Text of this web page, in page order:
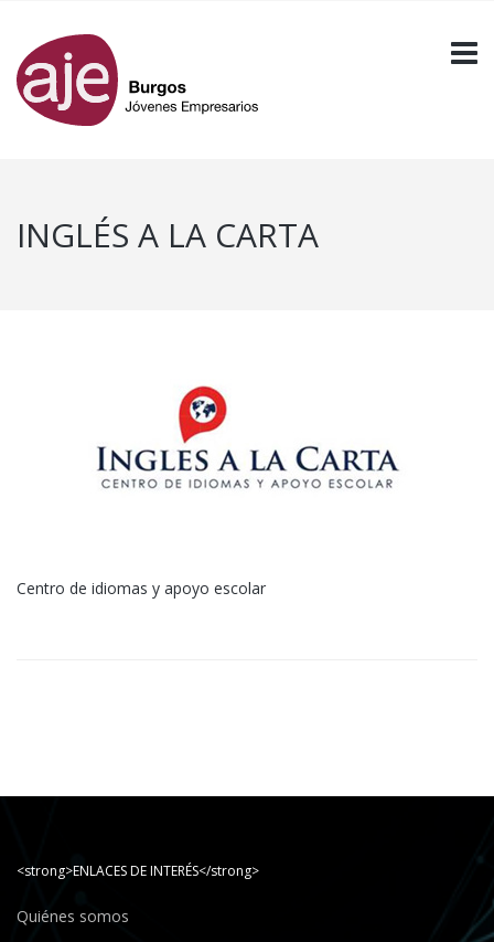
INGLÉS A LA CARTA
Centro de idiomas y apoyo escolar
<strong>ENLACES DE INTERÉS</strong>
Quiénes somos